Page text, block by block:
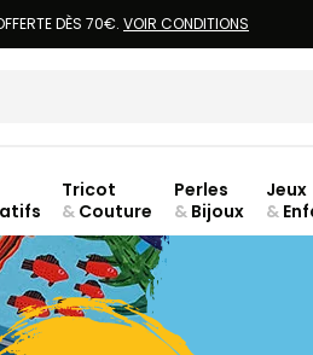
DÈS 70€. VOIR CONDITIONS
Tricot
& Couture
Perles
& Bijoux
Jeux
&